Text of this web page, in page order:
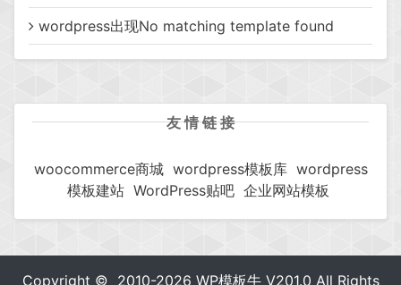
wordpress出现No matching template found
友 情 链 接
woocommerce商城 wordpress模板库 wordpress
模板建站 WordPress贴吧 企业网站模板
Copyright © 2010-2026 WP模板牛V201.0 All Rights